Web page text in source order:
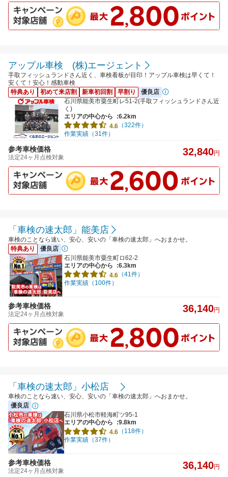
アップル車検 (株)エージェント
手取フィッシュランドさん近く、車検看板が目印！アップル車検は早くて！
安くて！安心！感動車検
特典あり
初めて来店割 新車初回割 早割り
優良店
石川県能美市粟生町レ51-2(手取フィッシュランドさん近
く)
エリアの中心から
:6.2km
4.6 （322件）
作業実績（31件）
参考車検価格
法定24ヶ月点検対象 32,840円
「車検の速太郎」能美店
車検のことなら速い、安心、安いの「車検の速太郎」へおまかせ。
特典あり
優良店
石川県能美市粟生町ロ62-2
エリアの中心から
:6.3km
4.6 （41件）
作業実績（100件）
参考車検価格
法定24ヶ月点検対象 36,140円
「車検の速太郎」小松店
車検のことなら速い、安心、安いの「車検の速太郎」へおまかせ。
優良店
石川県小松市軽海町ツ95-1
エリアの中心から
:9.8km
4.6 （118件）
作業実績（37件）
参考車検価格
法定24ヶ月点検対象 36,140円